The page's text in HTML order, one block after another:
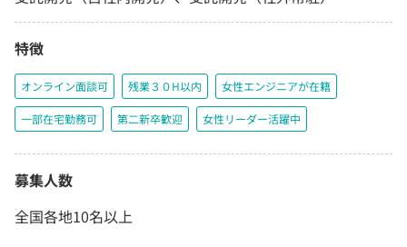
特徴
オンライン面談可 残業３０H以内 女性エンジニアが在籍
一部在宅勤務可 第二新卒歓迎 女性リーダー活躍中
募集人数
全国各地10名以上